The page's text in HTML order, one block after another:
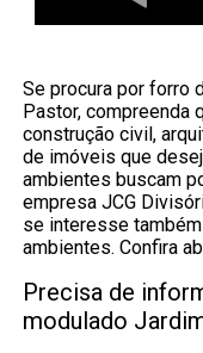
Se procura por forro
Pastor, compreenda
construção civil,
de imóveis que
ambientes buscam
empresa JCG
se interesse
ambientes. Confira
Precisa de
modulado